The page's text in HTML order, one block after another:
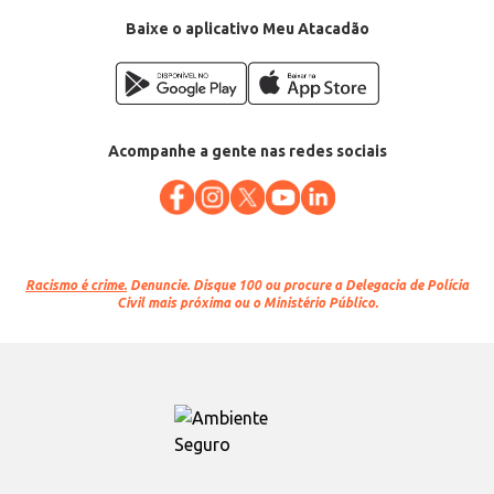
Baixe o aplicativo Meu Atacadão
Acompanhe a gente nas redes sociais
Racismo é crime. Denuncie. Disque 100 ou procure a Delegacia de Polícia
Civil mais próxima ou o Ministério Público.